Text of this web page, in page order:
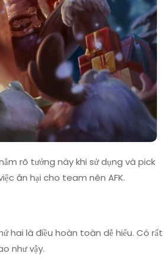
rõ tướng này khi sử dụng và pick
ăn hại cho team nên AFK.
hai là điều hoàn toàn dễ hiểu. Có rất
như vậy.